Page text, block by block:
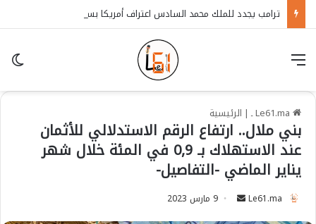
| الرئيسية
بني ملال.. ارتفاع الرقم الاستدلالي للأثمان
عند الاستهلاك بـ 0,9 في المئة خلال شهر
يناير الماضي -التفاصيل-
Le61.ma 9 مارس 2023